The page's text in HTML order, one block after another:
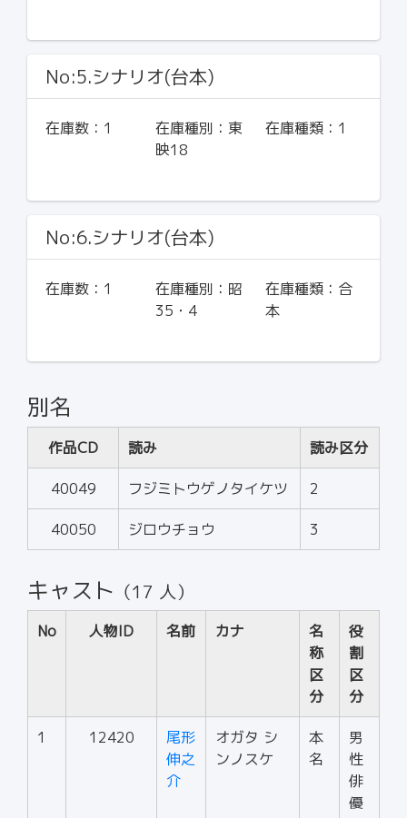
No:5.シナリオ(台本)
在庫数： 1 在庫種別： 東
映18
在庫種類： 1
No:6.シナリオ(台本)
在庫数： 1 在庫種別： 昭
35・4
在庫種類： 合
本
別名
作品CD 読み 読み区分
40049 フジミトウゲノタイケツ 2
40050 ジロウチョウ 3
キャスト （17 人）
No 人物ID 名前 カナ
名
称
区
分
役
割
区
分
1 12420
尾形
伸之
介
オガタ シ
ンノスケ
本
名
男
性
俳
優